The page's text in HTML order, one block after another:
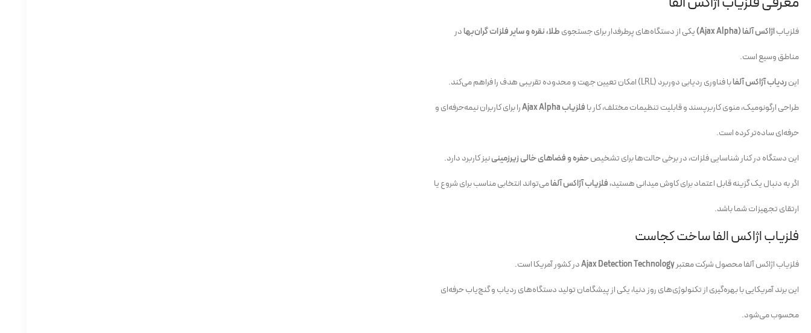
فلزیاباژاکس آلفا (Ajax Alpha) یکی از دستگاه‌های پرطرفدار برای جستجویطلا، نقره و سایر فلزات گران‌بهادر
مناطق وسیع است.
اینردیاب آژاکس آلفابا فناوری ردیابی دوربرد (LRL) امکان تعیین جهت و محدوده تقریبی هدف را فراهم می‌کند.
طراحی ارگونومیک، منوی کاربرپسند و قابلیت تنظیمات مختلف، کار بافلزیاب Ajax Alpha
را برای کاربران نیمه‌حرفه‌ای و
حرفه‌ای ساده‌تر کرده است.
این دستگاه در کنار شناسایی فلزات، در برخی حالت‌ها برای تشخیصحفره و فضاهای خالی زیرزمینینیز کاربرد دارد.
اگر به دنبال یک گزینه قابل اعتماد برای کاوش میدانی هستید،فلزیاب آژاکس آلفامی‌تواند انتخابی مناسب برای شروع یا
ارتقای تجهیزات شما باشد.
فلزیاب اژاکس الفا ساخت کجاست
فلزیاب اژاکس آلفا محصول شرکت معتبرAjax Detection Technologyدر کشور آمریکا است.
این برند آمریکایی با بهره‌گیری از تکنولوژی‌های روز دنیا، یکی از پیشگامان تولید دستگاه‌های ردیاب و گنج‌یاب حرفه‌ای
محسوب می‌شود.